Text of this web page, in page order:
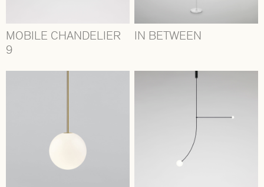
MOBILE CHANDELIER
9
IN BETWEEN